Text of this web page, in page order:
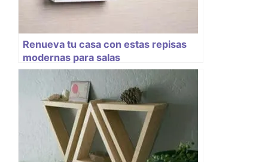
Renueva tu casa con estas repisas
modernas para salas